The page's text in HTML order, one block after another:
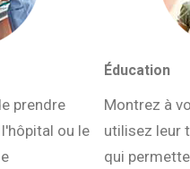
prendre
ou le
Éducation
Montrez à
utilisez leur
qui